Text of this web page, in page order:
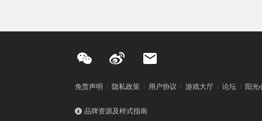
免责声明 隐私政策 用户协议 游戏大厅 论坛 阳光
品牌资源及样式指南